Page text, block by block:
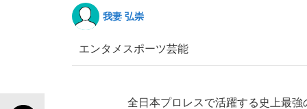
我妻 弘崇
エンタメ スポーツ芸能
全日本プロレスで活躍する史上最強